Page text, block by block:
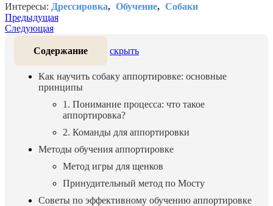
Интересы: Дрессировка Обучение
Собаки
Предыдущая
Следующая
Содержание скрыть
Как научить собаку аппортировке: основные
принципы
1. Понимание процесса: что такое
аппортировка?
2. Команды для аппортировки
Методы обучения аппортировке
Метод игры для щенков
Принудительный метод по Мосту
Советы по эффективному обучению аппортировке